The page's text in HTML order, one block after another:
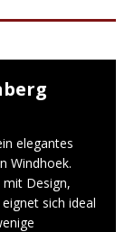
elegantes
Windhoek.
Design,
sich ideal